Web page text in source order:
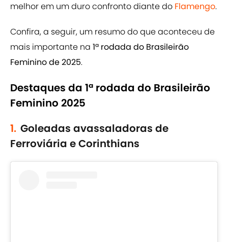
melhor em um duro confronto diante do Flamengo.
Confira, a seguir, um resumo do que aconteceu de
mais importante na 1ª rodada do Brasileirão
Feminino de 2025.
Destaques da 1ª rodada do Brasileirão
Feminino 2025
1. Goleadas avassaladoras de
Ferroviária e Corinthians